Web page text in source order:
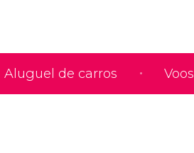
Aluguel de carros Voos